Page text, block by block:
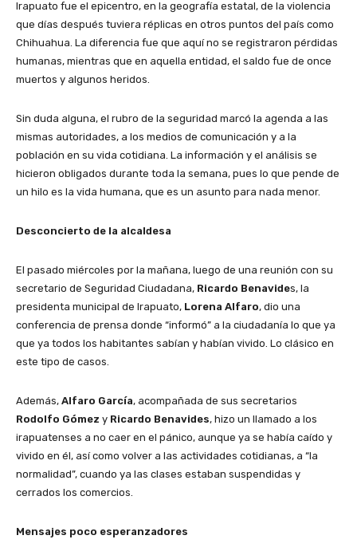
Irapuato fue el epicentro, en la geografía estatal, de la violencia
que días después tuviera réplicas en otros puntos del país como
Chihuahua. La diferencia fue que aquí no se registraron pérdidas
humanas, mientras que en aquella entidad, el saldo fue de once
muertos y algunos heridos.
Sin duda alguna, el rubro de la seguridad marcó la agenda a las
mismas autoridades, a los medios de comunicación y a la
población en su vida cotidiana. La información y el análisis se
hicieron obligados durante toda la semana, pues lo que pende de
un hilo es la vida humana, que es un asunto para nada menor.
Desconcierto de la alcaldesa
El pasado miércoles por la mañana, luego de una reunión con su
secretario de Seguridad Ciudadana, Ricardo Benavides, la
presidenta municipal de Irapuato, Lorena Alfaro, dio una
conferencia de prensa donde “informó” a la ciudadanía lo que ya
que ya todos los habitantes sabían y habían vivido. Lo clásico en
este tipo de casos.
Además, Alfaro García, acompañada de sus secretarios
Rodolfo Gómez y Ricardo Benavides, hizo un llamado a los
irapuatenses a no caer en el pánico, aunque ya se había caído y
vivido en él, así como volver a las actividades cotidianas, a “la
normalidad”, cuando ya las clases estaban suspendidas y
cerrados los comercios.
Mensajes poco esperanzadores